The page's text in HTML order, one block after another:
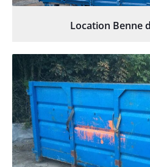
Location Benne